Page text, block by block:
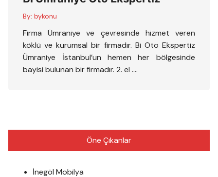
By: bykonu
Firma Ümraniye ve çevresinde hizmet veren
köklü ve kurumsal bir firmadır. Bi Oto Ekspertiz
Ümraniye İstanbul’un hemen her bölgesinde
bayisi bulunan bir firmadır. 2. el ….
Öne Çıkanlar
İnegöl Mobilya